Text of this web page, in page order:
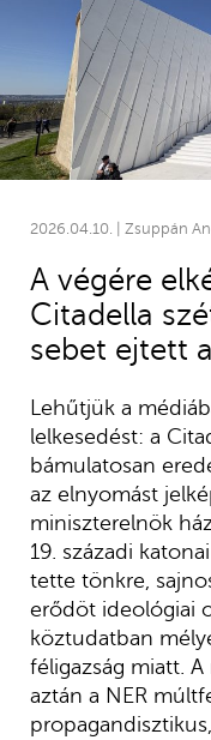
2026.04.10. | Zsuppán
A végére
Citadella
sebet ejtett
Lehűtjük a
lelkesedést: a
bámulatosan
az elnyomást
miniszterelnök
19. századi
tette tönkre,
erődöt ideológiai
köztudatban
féligazság miatt.
aztán a NER